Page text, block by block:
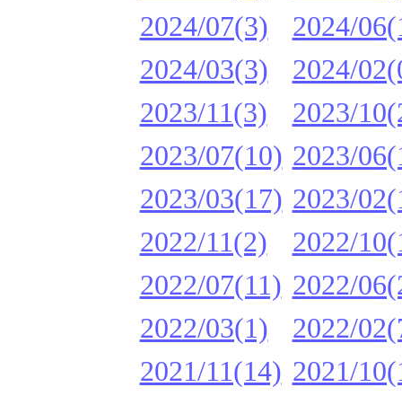
2024/07(3)
2024/
2024/03(3)
2024/
2023/11(3)
2023/
2023/07(10) 2023/
2023/03(17) 2023/
2022/11(2)
2022/
2022/07(11) 2022/
2022/03(1)
2022/
2021/11(14) 2021/